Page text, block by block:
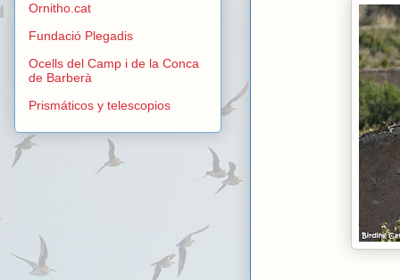
Ornitho.cat
Fundació Plegadis
Ocells del Camp i de la Conca
de Barberà
Prismáticos y telescopios